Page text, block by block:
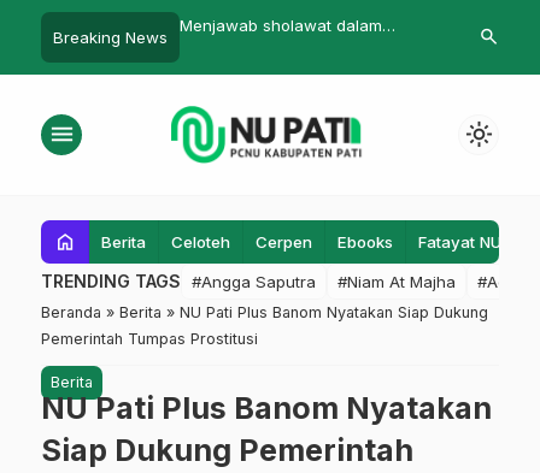
Breaking News
Menjawab sholawat dalam
Dirjen
Zona 1
search
menu light_mode
home Berita Celoteh Cerpen Ebooks Fatayat NU
TRENDING TAGS #Angga Saputra #Niam At Majha #Admin
Beranda » Berita » NU Pati Plus Banom Nyatakan Siap Dukung
Pemerintah Tumpas Prostitusi
Berita
NU Pati Plus Banom Nyatakan
Siap Dukung Pemerintah